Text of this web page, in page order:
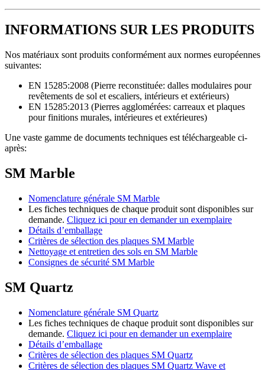
INFORMATIONS SUR LES PRODUITS
Nos matériaux sont produits conformément aux normes européennes
suivantes:
EN 15285:2008 (Pierre reconstituée: dalles modulaires pour
revêtements de sol et escaliers, intérieurs et extérieurs)
EN 15285:2013 (Pierres agglomérées: carreaux et plaques
pour finitions murales, intérieures et extérieures)
Une vaste gamme de documents techniques est téléchargeable ci-
après:
SM Marble
Nomenclature générale SM Marble
Les fiches techniques de chaque produit sont disponibles sur
demande. Cliquez ici pour en demander un exemplaire
Détails d’emballage
Critères de sélection des plaques SM Marble
Nettoyage et entretien des sols en SM Marble
Consignes de sécurité SM Marble
SM Quartz
Nomenclature générale SM Quartz
Les fiches techniques de chaque produit sont disponibles sur
demande. Cliquez ici pour en demander un exemplaire
Détails d’emballage
Critères de sélection des plaques SM Quartz
Critères de sélection des plaques SM Quartz Wave et